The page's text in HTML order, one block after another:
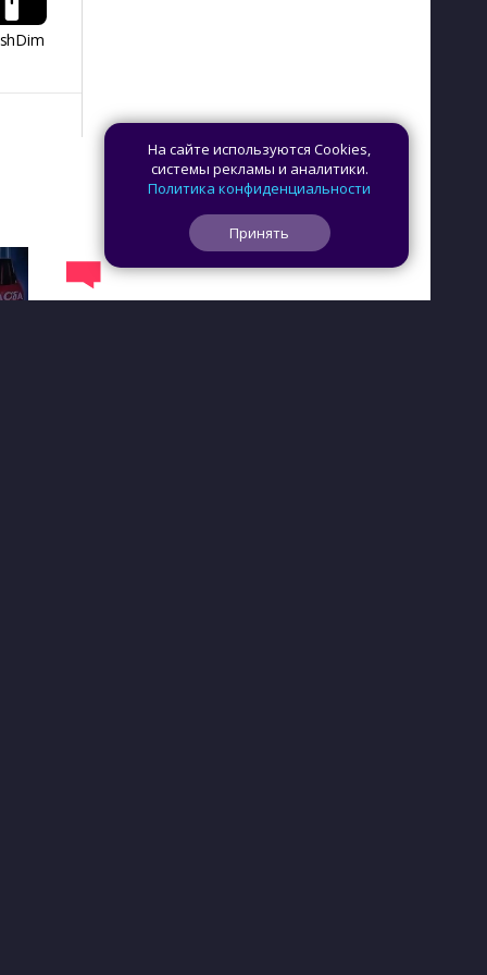
На сайте используются Cookies,
системы рекламы и аналитики.
Политика конфиденциальности
Принять